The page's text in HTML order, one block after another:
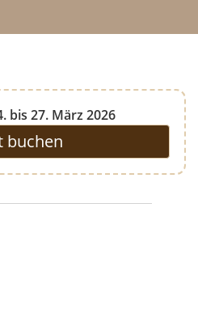
bis 27. März 2026
buchen